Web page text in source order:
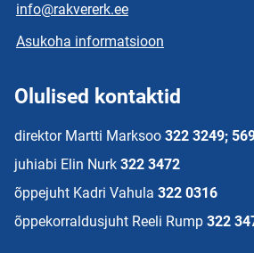
info@rakvererk.ee
Asukoha informatsioon
Olulised kontaktid
direktor Martti Marksoo 322 3249;
juhiabi Elin Nurk 322 3472
õppejuht Kadri Vahula 322 0316
õppekorraldusjuht Reeli Rump 322